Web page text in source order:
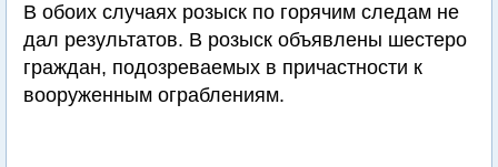
В обоих случаях розыск по горячим следам не
дал результатов. В розыск объявлены шестеро
граждан, подозреваемых в причастности к
вооруженным ограблениям.